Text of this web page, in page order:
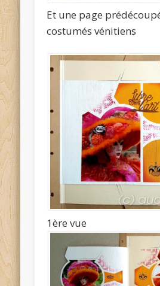
Et une page
costumés vénitiens
1ère vue